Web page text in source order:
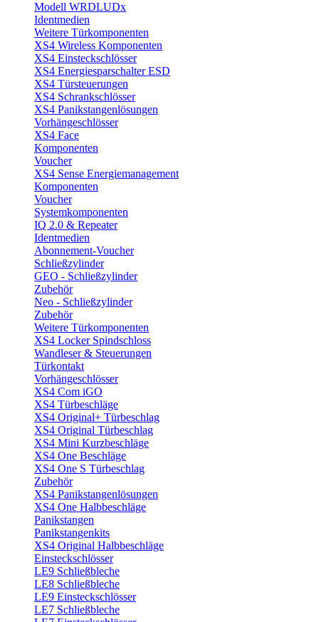
Modell WRDLUDx
Identmedien
Weitere Türkomponenten
XS4 Wireless Komponenten
XS4 Einsteckschlösser
XS4 Energiesparschalter ESD
XS4 Türsteuerungen
XS4 Schrankschlösser
XS4 Panikstangenlösungen
Vorhängeschlösser
XS4 Face
Komponenten
Voucher
XS4 Sense Energiemanagement
Komponenten
Voucher
Systemkomponenten
IQ 2.0 & Repeater
Identmedien
Abonnement-Voucher
Schließzylinder
GEO - Schließzylinder
Zubehör
Neo - Schließzylinder
Zubehör
Weitere Türkomponenten
XS4 Locker Spindschloss
Wandleser & Steuerungen
Türkontakt
Vorhängeschlösser
XS4 Com iGO
XS4 Türbeschläge
XS4 Original+ Türbeschlag
XS4 Original Türbeschlag
XS4 Mini Kurzbeschläge
XS4 One Beschläge
XS4 One S Türbeschlag
Zubehör
XS4 Panikstangenlösungen
XS4 One Halbbeschläge
Panikstangen
Panikstangenkits
XS4 Original Halbbeschläge
Einsteckschlösser
LE9 Schließbleche
LE8 Schließbleche
LE9 Einsteckschlösser
LE7 Schließbleche